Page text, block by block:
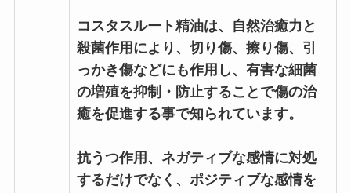
コスタスルート精油は、自然治癒力と
殺菌作用により、切り傷、擦り傷、引
っかき傷などにも作用し、有害な細菌
の増殖を抑制・防止することで傷の治
癒を促進する事で知られています。
抗うつ作用、ネガティブな感情に対処
するだけでなく、ポジティブな感情を